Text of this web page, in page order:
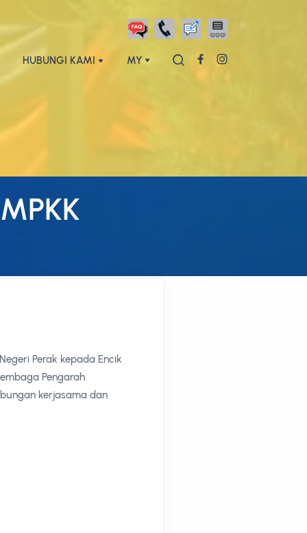
HUBUNGI KAMI MY
Perak kepada Encik
Pengarah
kerjasama dan